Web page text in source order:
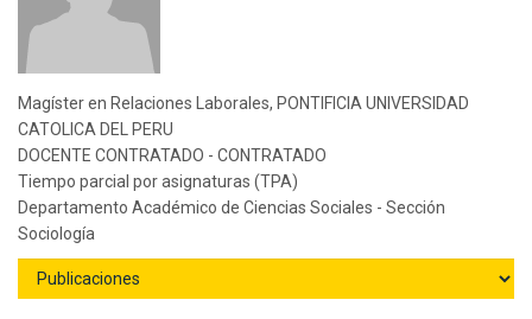
Magíster en Relaciones Laborales, PONTIFICIA UNIVERSIDAD
CATOLICA DEL PERU
DOCENTE CONTRATADO - CONTRATADO
Tiempo parcial por asignaturas (TPA)
Departamento Académico de Ciencias Sociales - Sección
Sociología